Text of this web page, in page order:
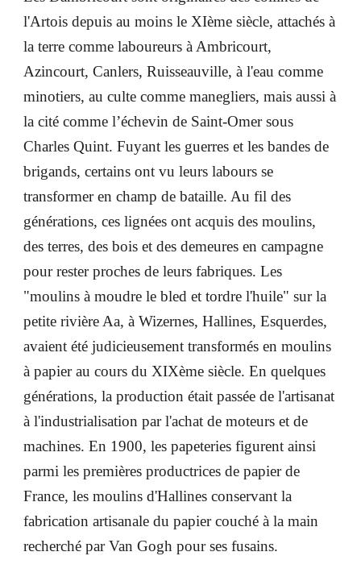
l'Artois depuis au moins le XIème siècle, attachés à
la terre comme laboureurs à Ambricourt,
Azincourt, Canlers, Ruisseauville, à l'eau comme
minotiers, au culte comme manegliers, mais aussi à
la cité comme l’échevin de Saint-Omer sous
Charles Quint. Fuyant les guerres et les bandes de
brigands, certains ont vu leurs labours se
transformer en champ de bataille. Au fil des
générations, ces lignées ont acquis des moulins,
des terres, des bois et des demeures en campagne
pour rester proches de leurs fabriques. Les
"moulins à moudre le bled et tordre l'huile" sur la
petite rivière Aa, à Wizernes, Hallines, Esquerdes,
avaient été judicieusement transformés en moulins
à papier au cours du XIXème siècle. En quelques
générations, la production était passée de l'artisanat
à l'industrialisation par l'achat de moteurs et de
machines. En 1900, les papeteries figurent ainsi
parmi les premières productrices de papier de
France, les moulins d'Hallines conservant la
fabrication artisanale du papier couché à la main
recherché par Van Gogh pour ses fusains.